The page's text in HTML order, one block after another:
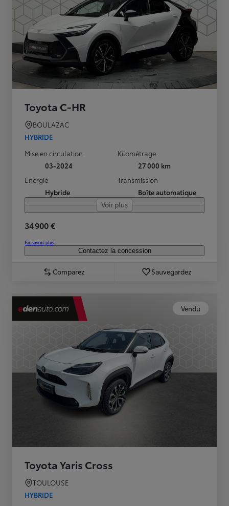
Toyota C-HR
BOULAZAC
HYBRIDE
Mise en circulation
03-2024
Kilométrage
27 000 km
Energie
Hybride
Transmission
Boîte automatique
Voir plus
34 900 €
En savoir plus
Contactez la concession
Comparez Sauvegardez
Vendu
Toyota Yaris Cross
TOULOUSE
HYBRIDE